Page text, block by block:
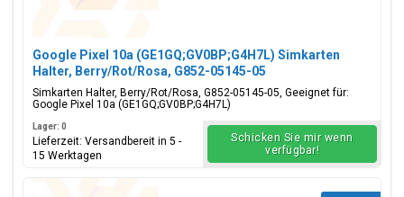
Google Pixel 10a (GE1GQ;GV0BP;G4H7L) Simkarten
Halter, Berry/Rot/Rosa, G852-05145-05
Simkarten Halter, Berry/Rot/Rosa, G852-05145-05, Geeignet für:
Google Pixel 10a (GE1GQ;GV0BP;G4H7L)
Lager: 0
Lieferzeit: Versandbereit in 5 -
15 Werktagen
Schicken Sie mir wenn
verfügbar!